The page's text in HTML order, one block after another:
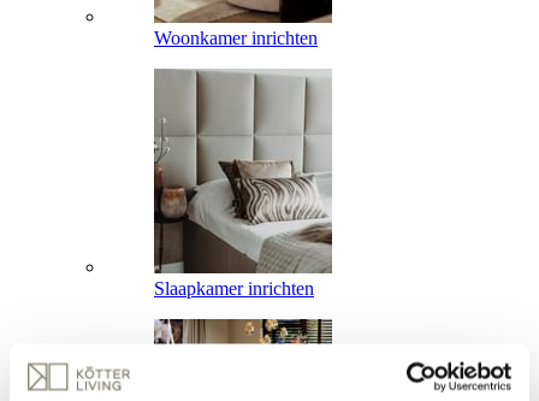
Woonkamer inrichten
Slaapkamer inrichten